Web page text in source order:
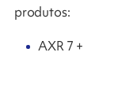
produtos:
AXR 7 +